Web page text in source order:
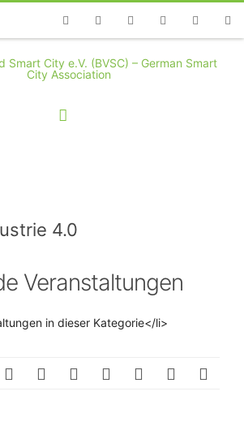
TelefonFacebookTwitterYoutubeInstagramLinkedin
4.0
Veranstaltungen
in dieser Kategorie</li>